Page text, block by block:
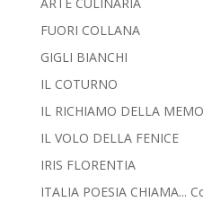
FUORI COLLANA
GIGLI BIANCHI
IL COTURNO
IL RICHIAMO DELLA
IL VOLO DELLA FENICE
IRIS FLORENTIA
ITALIA POESIA CHIAMA...